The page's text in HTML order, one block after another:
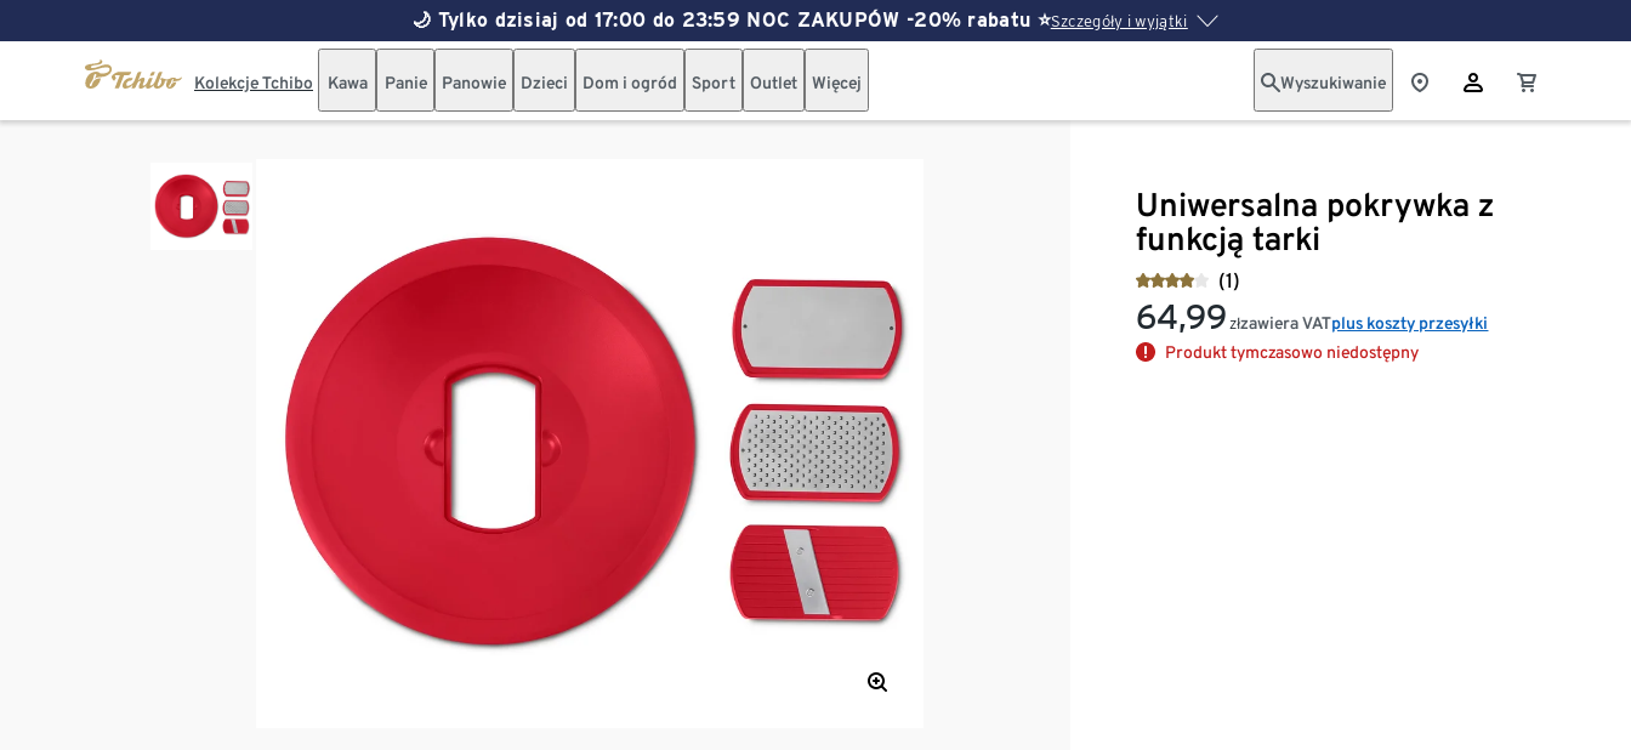
🌙 Tylko dzisiaj od 17:00 do 23:59 NOC ZAKUPÓW -20% rabatu ⭐Szczegóły i wyjątki
Kolekcje Tchibo Kawa Panie Panowie Dzieci Dom i ogród Sport Outlet Więcej Wyszukiwanie
Uniwersalna pokrywka z
funkcją tarki
(1)
64,99 złzawiera VATplus koszty przesyłki
Produkt tymczasowo niedostępny